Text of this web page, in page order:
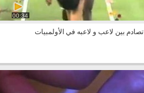
00:34
تصادم بين لاعب و لاعبه في الأولمبيات